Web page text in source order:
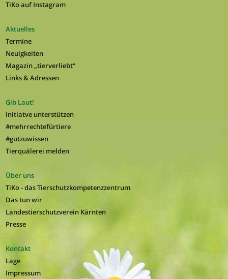
TiKo auf Instagram
Aktuelles
Termine
Neuigkeiten
Magazin „tierverliebt“
Links & Adressen
Gib Laut!
Initiatve unterstützen
#mehrrechtefürtiere
#gutzuwissen
Tierquälerei melden
Über uns
TiKo - das Tierschutzkompetenzzentrum
Das tun wir
Landestierschutzverein Kärnten
Presse
Kontakt
Lage
Impressum